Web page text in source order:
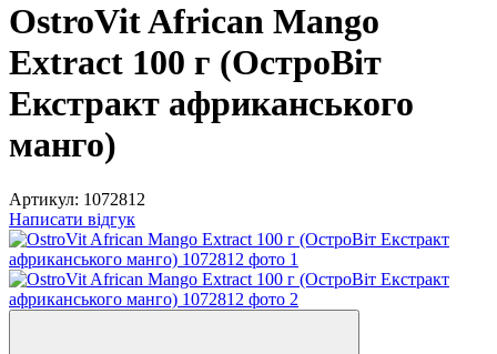
OstroVit African Mango
Extract 100 г (ОстроВіт
Екстракт африканського
манго)
Артикул: 1072812
Написати відгук